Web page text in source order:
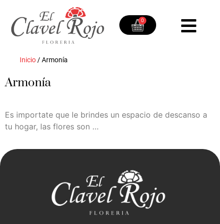
0
Inicio/Armonía
Armonía
Es importate que le brindes un espacio de descanso a
tu hogar, las flores son …